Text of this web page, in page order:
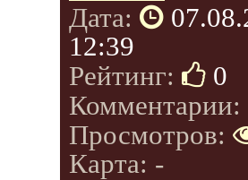
Дата:
12:39
Рейтинг:
0
Комментарии:
Просмотров:
Карта: -